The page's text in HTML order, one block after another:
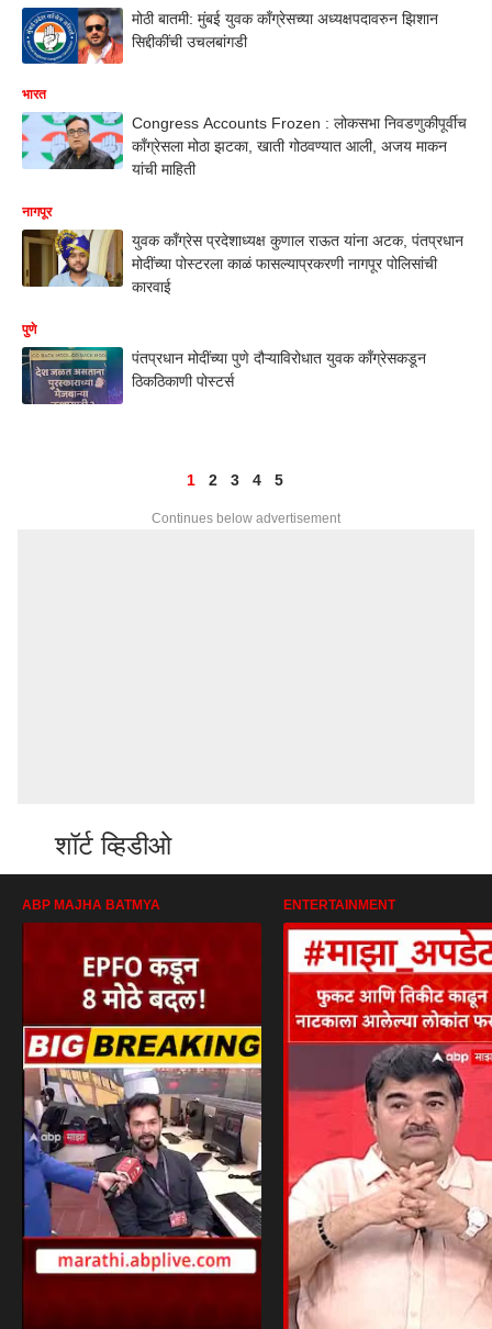
मोठी बातमी: मुंबई युवक काँग्रेसच्या अध्यक्षपदावरुन झिशान
सिद्दीकींची उचलबांगडी
भारत
Congress Accounts Frozen : लोकसभा निवडणुकीपूर्वीच
काँग्रेसला मोठा झटका, खाती गोठवण्यात आली, अजय माकन
यांची माहिती
नागपूर
युवक काँग्रेस प्रदेशाध्यक्ष कुणाल राऊत यांना अटक, पंतप्रधान
मोदींच्या पोस्टरला काळं फासल्याप्रकरणी नागपूर पोलिसांची
कारवाई
पुणे
पंतप्रधान मोदींच्या पुणे दौऱ्याविरोधात युवक काँग्रेसकडून
ठिकठिकाणी पोस्टर्स
1 2 3 4 5
Continues below advertisement
शॉर्ट व्हिडीओ
ABP MAJHA BATMYA ENTERTAINMENT